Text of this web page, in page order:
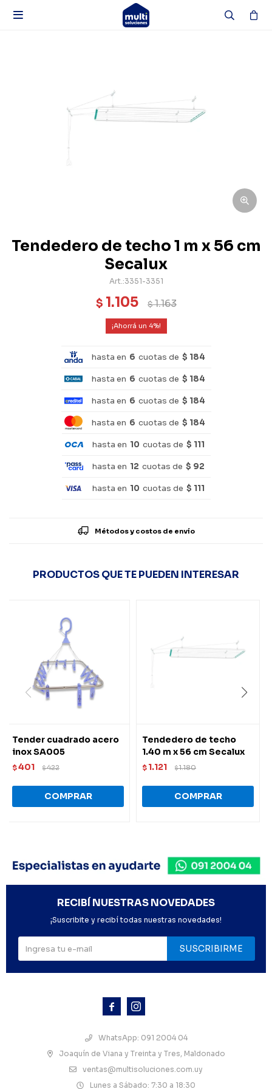

Tendedero de techo 1 m x 56 cm
Secalux
3351-3351
$ 1.105 $1.163
4
hasta en 6 cuotas de $ 184
hasta en 6 cuotas de $ 184
hasta en 6 cuotas de $ 184
hasta en 6 cuotas de $ 184
hasta en 10 cuotas de $ 111
hasta en 12 cuotas de $ 92
hasta en 10 cuotas de $ 111
Métodos y costos de envío
PRODUCTOS QUE TE PUEDEN INTERESAR
Tender cuadrado acero
inox SA005
$401 $422
Tendedero de techo
1.40 m x 56 cm Secalux
$ 1.121 $1.180
 
WhatsApp: 091 2004 04
Joaquín de Viana y Treinta y Tres, Maldonado
ventas@multisoluciones.com.uy
Lunes a Sábado: 7:30 a 18:30
RECIBÍ NUESTRAS NOVEDADES
¡Suscribite y recibí todas nuestras novedades!
SUSCRIBIRME